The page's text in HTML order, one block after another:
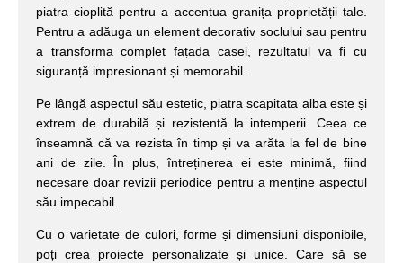
piatra cioplită pentru a accentua granița proprietății tale.
Pentru a adăuga un element decorativ soclului sau pentru
a transforma complet fațada casei, rezultatul va fi cu
siguranță impresionant și memorabil.
Pe lângă aspectul său estetic, piatra scapitata alba este și
extrem de durabilă și rezistentă la intemperii. Ceea ce
înseamnă că va rezista în timp și va arăta la fel de bine
ani de zile. În plus, întreținerea ei este minimă, fiind
necesare doar revizii periodice pentru a menține aspectul
său impecabil.
Cu o varietate de culori, forme și dimensiuni disponibile,
poți crea proiecte personalizate și unice. Care să se